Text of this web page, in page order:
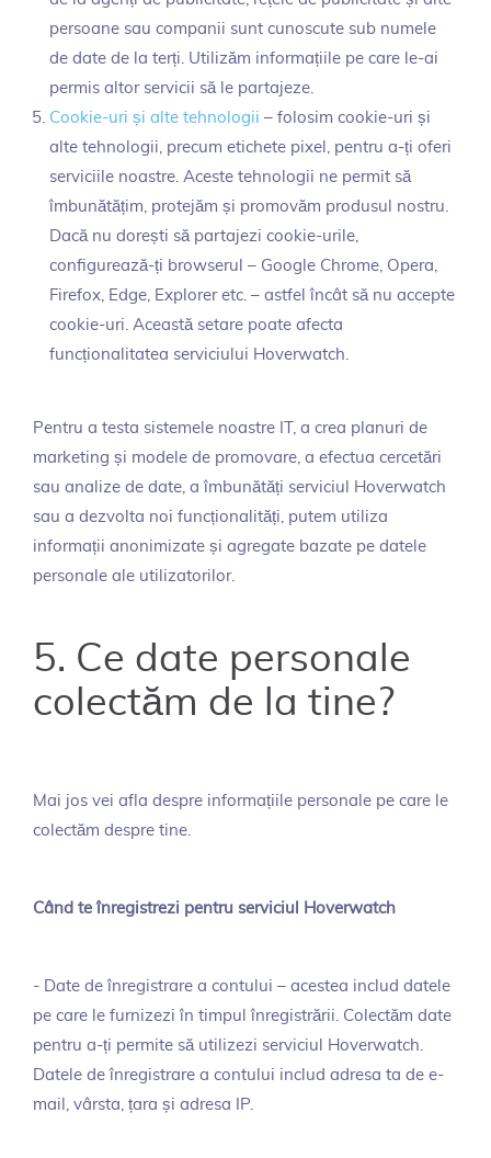
persoane sau companii sunt cunoscute sub numele
de date de la terți. Utilizăm informațiile pe care le-ai
permis altor servicii să le partajeze.
Cookie-uri și alte tehnologii – folosim cookie-uri și
alte tehnologii, precum etichete pixel, pentru a-ți oferi
serviciile noastre. Aceste tehnologii ne permit să
îmbunătățim, protejăm și promovăm produsul nostru.
Dacă nu dorești să partajezi cookie-urile,
configurează-ți browserul – Google Chrome, Opera,
Firefox, Edge, Explorer etc. – astfel încât să nu accepte
cookie-uri. Această setare poate afecta
funcționalitatea serviciului Hoverwatch.
Pentru a testa sistemele noastre IT, a crea planuri de
marketing și modele de promovare, a efectua cercetări
sau analize de date, a îmbunătăți serviciul Hoverwatch
sau a dezvolta noi funcționalități, putem utiliza
informații anonimizate și agregate bazate pe datele
personale ale utilizatorilor.
5. Ce date personale
colectăm de la tine?
Mai jos vei afla despre informațiile personale pe care le
colectăm despre tine.
Când te înregistrezi pentru serviciul Hoverwatch
- Date de înregistrare a contului – acestea includ datele
pe care le furnizezi în timpul înregistrării. Colectăm date
pentru a-ți permite să utilizezi serviciul Hoverwatch.
Datele de înregistrare a contului includ adresa ta de e-
mail, vârsta, țara și adresa IP.